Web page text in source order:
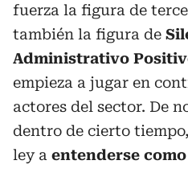
fuerza la figura de
también la figura de
Administrativo
empieza a jugar en
actores del sector. De
dentro de cierto
ley a entenderse